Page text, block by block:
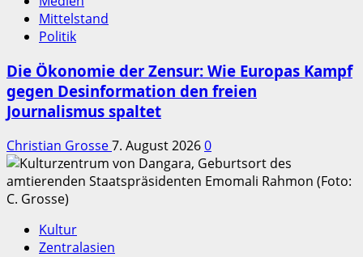
Mittelstand
Politik
Die Ökonomie der Zensur: Wie Europas Kampf
gegen Desinformation den freien
Journalismus spaltet
Christian Grosse7. August 20260
Kultur
Zentralasien